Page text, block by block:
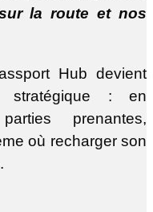
la route et nos
Hub devient
stratégique : en
prenantes,
où recharger son